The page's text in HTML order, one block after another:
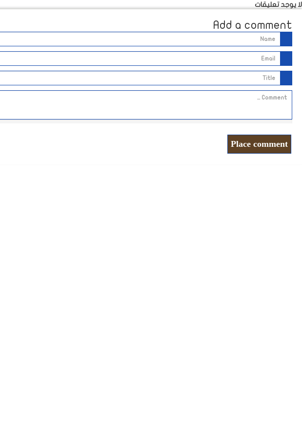
لا يوجد تعليقات
Add a comment
Place comment